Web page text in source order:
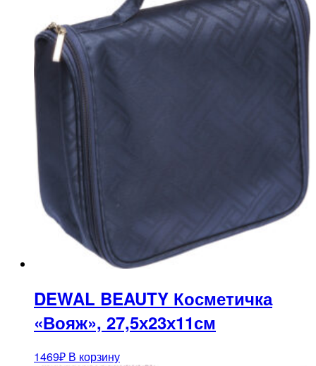
DEWAL BEAUTY Косметичка
«Вояж», 27,5х23х11см
1469₽ В корзину